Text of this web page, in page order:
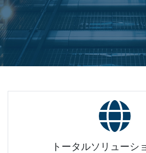
トータルソリューシ